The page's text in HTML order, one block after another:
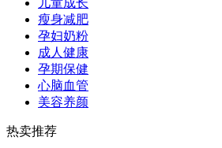
瘦身减肥
孕妇奶粉
成人健康
孕期保健
心脑血管
美容养颜
热卖推荐